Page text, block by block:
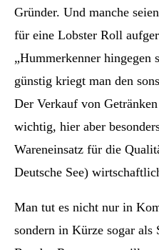
Gründer. Und manche
für eine Lobster Roll
„Hummerkenner hingegen
günstig kriegt man den
Der Verkauf von
wichtig, hier aber
Wareneinsatz für die
Deutsche See)
Man tut es nicht nur in
sondern in Kürze sogar als